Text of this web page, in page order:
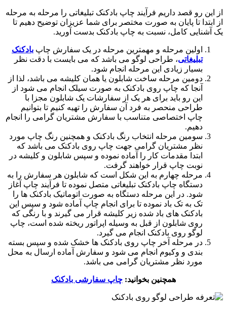
از این رو قصد داریم فرآیند چاپ بادکنک تبلیغاتی را مرحله به مرحله
از ابتدا تا پایان به صورت مختصر برای شما عزیزان توضیح دهیم تا
یک آشنایی کامل، نسبت به چاپ بادکنک بدست آورید.
اولین مرحله و مهمترین مرحله در یک سفارش چاپ بادکنک
تبلیغاتی، طراحی لوگو می باشد که می بایست با دقت نظر
بسیار زیادی این مرحله انجام شود.
دومین مرحله ساخت شابلون یا همان کلیشه می باشد، لذا از
آنجا که چاپ روی بادکنک به صورت سیلک انجام می شود از
این رو باید برای هر یک از سفارشات یک شابلون مجزا با
طراحی منحصر به فرد آن سفارش را تهیه کنیم تا بتوانیم
چاپ اختصاصی متناسب با سفارش مشتریان گرامی را انجام
دهیم.
سومین مرحله انتخاب رنگ بادکنک و همچنین رنگ چاپ مورد
نظر مشتریان گرامی جهت چاپ روی بادکنک می باشد که
ابتدا مقدمات کار را آماده نموده و سپس شابلون و کلیشه در
نوبت چاپ قرار خواهند گرفت.
مرحله چهارم به این شکل است که شابلون هر سفارش را به
دستگاه چاپ بادکنک تبلیغاتی متصل نموده تا فرآیند چاپ آغاز
شود. در این مرحله دستگاه به صورت اتوماتیک بادکنک ها را
تک به تک باد نموده تا برای انجام چاپ آماده شود و سپس این
بادکنک های باد شده زیر کلیشه قرار می گیرند و با رنگی که
روی شابلون از قبل به وسیله اپراتور ریخته شده است، چاپ
لوگو روی بادکنک انجام می گیرد.
در مرحله آخر چاپ روی بادکنک ها خشک شده و سپس بسته
بندی و وکیوم انجام می شود و سفارش آماده ارسال به محل
مورد نظر مشتریان گرامی می باشد.
همچنین بخوانید: چاپ سفارشی بادکنک